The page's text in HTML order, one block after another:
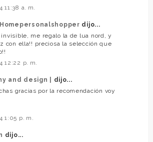
11:38 a. m.
dijo...
invisible, me regalo la de lua nord, y
con ella!! preciosa la selección que
12:22 p. m.
and design |
dijo...
gracias por la recomendación voy
1:05 p. m.
dijo...